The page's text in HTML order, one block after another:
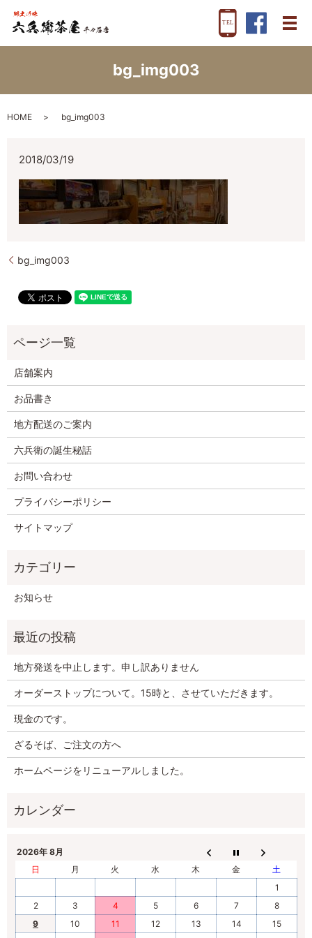
メ
bg_img003
HOME bg_img003
2018/03/19
bg_img003
店舗案内
お品書き
地方配送のご案内
六兵衛の誕生秘話
お問い合わせ
プライバシーポリシー
サイトマップ
お知らせ
地方発送を中止します。申し訳ありません
オーダーストップについて。15時と、させていただきます。
現金のです。
ざるそば、ご注文の方へ
ホームページをリニューアルしました。
2026年 8月
日
月 火 水 木 金
土
1
2
3 4 5 6 7
8
9
10 11 12 13 14
15